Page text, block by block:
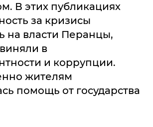
В этих публикациях
за кризисы
на власти Перанцы,
в
и коррупции.
жителям
помощь от государства